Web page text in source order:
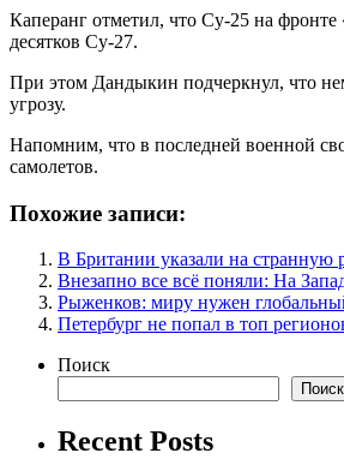
Каперанг отметил, что Су-25 на
десятков Су-27.
При этом Дандыкин подчеркнул, что
угрозу.
Напомним, что в последней военной
самолетов.
Похожие записи:
В Британии указали на странную
Внезапно все всё поняли: На
Рыженков: миру нужен
Петербург не попал в топ
Поиск
Поиск
Recent Posts